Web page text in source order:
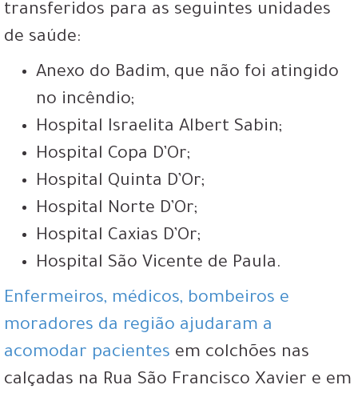
transferidos para as seguintes unidades
de saúde:
Anexo do Badim, que não foi atingido
no incêndio;
Hospital Israelita Albert Sabin;
Hospital Copa D’Or;
Hospital Quinta D’Or;
Hospital Norte D’Or;
Hospital Caxias D’Or;
Hospital São Vicente de Paula.
Enfermeiros, médicos, bombeiros e
moradores da região ajudaram a
acomodar pacientes em colchões nas
calçadas na Rua São Francisco Xavier e em